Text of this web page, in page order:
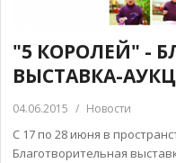
"5 КОРОЛЕЙ" -
ВЫСТАВКА-
04.06.2015 / Новости
С 17 по 28 июня в
Благотворительная